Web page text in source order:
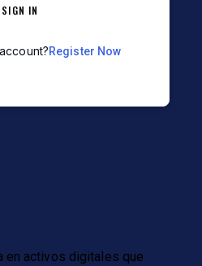
SIGN IN
Register Now
en activos digitales que